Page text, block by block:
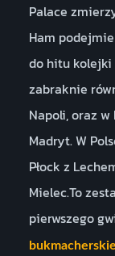
Palace
Ham
do hitu kolejki
zabraknie
Napoli, oraz
Madryt. W
Płock z
Mielec.To
pierwszego
bukmacherskie